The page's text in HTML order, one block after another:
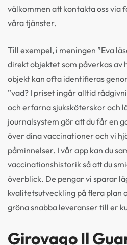
välkommen att kontakta oss
våra tjänster.
Till exempel, i meningen ”Eva
direkt objektet som påverkas av
objekt kan ofta identifieras
”vad? I priset ingår alltid
och erfarna sjuksköterskor och
journalsystem gör att du får en
över dina vaccinationer och vi
påminnelser. I vår app kan du
vaccinationshistorik så att du
överblick. De pengar vi sparar
kvalitetsutveckling på flera plan
gröna snabba leveranser till er
Girovago Il